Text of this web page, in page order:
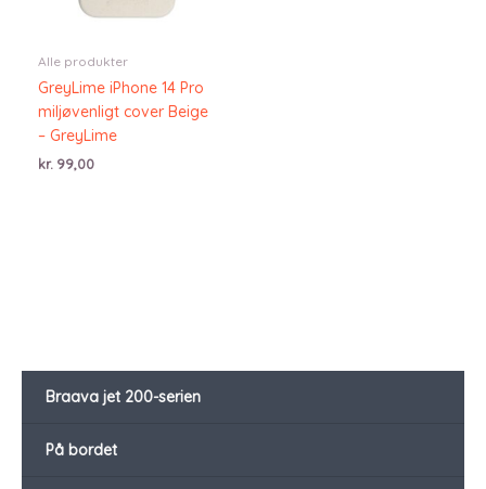
Braava jet 200-serien
På bordet
Alle produkter
GreyLime iPhone 14 Pro
miljøvenligt cover Beige
– GreyLime
kr. 99,00